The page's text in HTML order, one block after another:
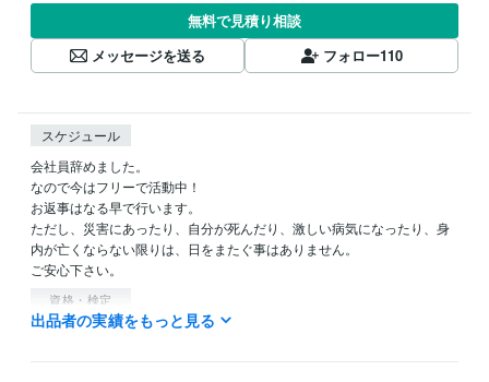
無料で見積り相談
メッセージを送る
フォロー110
スケジュール
会社員辞めました。
なので今はフリーで活動中！
お返事はなる早で行います。
ただし、災害にあったり、自分が死んだり、激しい病気になったり、身
内が亡くならない限りは、日をまたぐ事はありません。
ご安心下さい。
資格・検定
社会福祉士 取得年 : 2006年
出品者の実績をもっと見る